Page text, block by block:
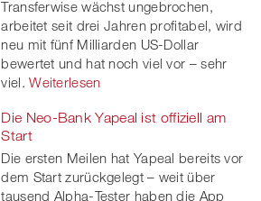
Transferwise wächst ungebrochen,
arbeitet seit drei Jahren profitabel, wird
neu mit fünf Milliarden US-Dollar
bewertet und hat noch viel vor – sehr
viel. Weiterlesen
Die Neo-Bank Yapeal ist offiziell am
Start
Die ersten Meilen hat Yapeal bereits vor
dem Start zurückgelegt – weit über
tausend Alpha-Tester haben die App